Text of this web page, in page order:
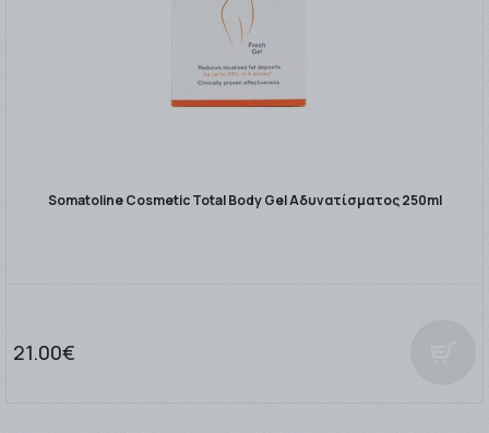
Somatoline Cosmetic Total Body Gel Αδυνατίσματος 250ml
21.00€